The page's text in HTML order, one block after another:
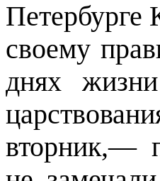
Петербурге
своему
днях
вторник,—